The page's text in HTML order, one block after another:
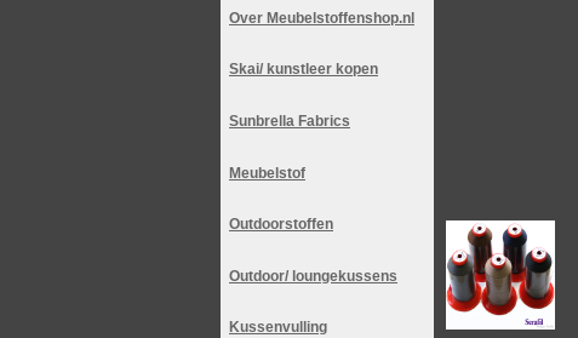
Over Meubelstoffenshop.nl
Skai/ kunstleer kopen
Sunbrella Fabrics
Meubelstof
Outdoorstoffen
Outdoor/ loungekussens
Kussenvulling